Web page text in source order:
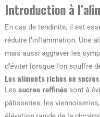
Introduction à
En cas de tendinite, il est
réduire l’inflammation. Une
mais aussi aggraver les
d’éviter lorsque l’on souffre
Les aliments riches en
Les sucres raffinés sont à
pâtisseries, les